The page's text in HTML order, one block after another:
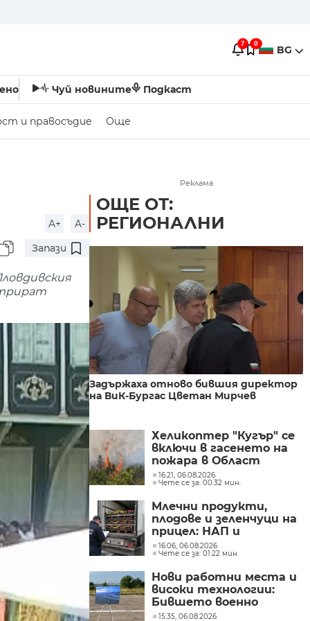
7 0 BG
Чуй новините Подкаст
и правосъдие Още
A+
A-
Запази
Реклама
ОЩЕ ОТ:
РЕГИОНАЛНИ
Задържаха отново бившия директор
на ВиК-Бургас Цветан Мирчев
Хеликоптер "Кугър" се
включи в гасенето на
пожара в Област
Пазарджик
16:21, 06.08.2026
Чете се за: 00:32 мин.
Млечни продукти,
плодове и зеленчуци на
прицел: НАП и
„Гранична полиция“
започнаха проверки по
границите с Румъния и
Гърция
16:06, 06.08.2026
Чете се за: 01:22 мин.
Нови работни места и
високи технологии:
Бившето военно
летище в Доброславци
15:35, 06.08.2026